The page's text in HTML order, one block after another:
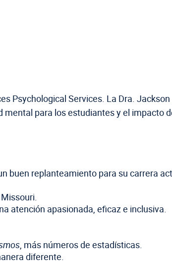
Psychological Services. La Dra.
para los estudiantes y el impacto
buen replanteamiento para su carrera
atención apasionada, eficaz e inclusiva.
, más números de estadísticas.
diferente.